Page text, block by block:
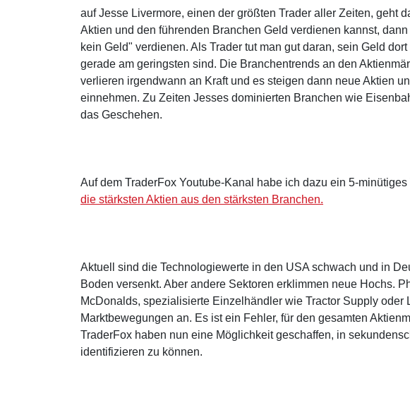
auf Jesse Livermore, einen der größten Trader aller Zeiten, geht
Aktien und den führenden Branchen Geld verdienen kannst,
kein Geld" verdienen. Als Trader tut man gut daran, sein Geld
gerade am geringsten sind. Die Branchentrends an den
verlieren irgendwann an Kraft und es steigen dann neue Aktien
einnehmen. Zu Zeiten Jesses dominierten Branchen wie
das Geschehen.
Auf dem TraderFox Youtube-Kanal habe ich dazu ein 5-
die stärksten Aktien aus den stärksten Branchen.
Aktuell sind die Technologiewerte in den USA schwach und in
Boden versenkt. Aber andere Sektoren erklimmen neue Hochs.
McDonalds, spezialisierte Einzelhändler wie Tractor Supply
Marktbewegungen an. Es ist ein Fehler, für den gesamten
TraderFox haben nun eine Möglichkeit geschaffen, in
identifizieren zu können.